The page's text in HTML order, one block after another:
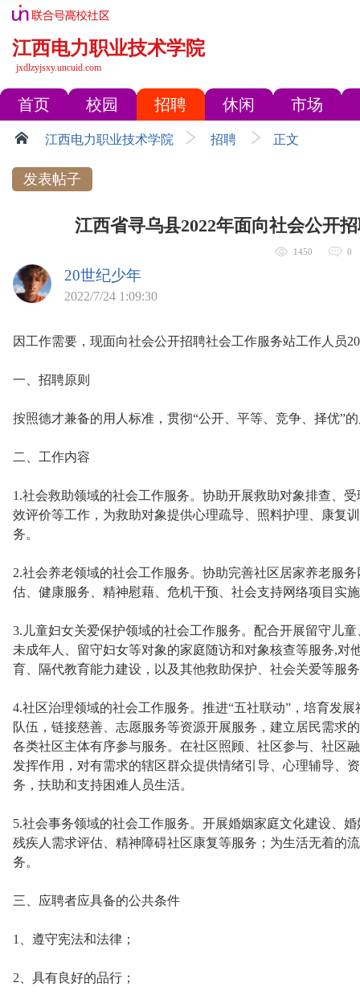
江西电力职业技术学院
jxdlzyjsxy.uncuid.com
首页 校园 招聘 休闲 市场
江西电力职业技术学院 招聘 正文
发表帖子
江西省寻乌县2022年面向社会公开
1450 0
20世纪少年
2022/7/24 1:09:30
因工作需要，现面向社会公开招聘社会工作服务站工作人员
一、招聘原则
按照德才兼备的用人标准，贯彻“公开、平等、竞争、择优”
二、工作内容
1.社会救助领域的社会工作服务。协助开展救助对象排查、
效评价等工作，为救助对象提供心理疏导、照料护理、康复
务。
2.社会养老领域的社会工作服务。协助完善社区居家养老服
估、健康服务、精神慰藉、危机干预、社会支持网络项目实
3.儿童妇女关爱保护领域的社会工作服务。配合开展留守儿
未成年人、留守妇女等对象的家庭随访和对象核查等服务,对
育、隔代教育能力建设，以及其他救助保护、社会关爱等服
4.社区治理领域的社会工作服务。推进“五社联动”，培育发
队伍，链接慈善、志愿服务等资源开展服务，建立居民需求
各类社区主体有序参与服务。在社区照顾、社区参与、社区
发挥作用，对有需求的辖区群众提供情绪引导、心理辅导、
务，扶助和支持困难人员生活。
5.社会事务领域的社会工作服务。开展婚姻家庭文化建设、
残疾人需求评估、精神障碍社区康复等服务；为生活无着的
务。
三、应聘者应具备的公共条件
1、遵守宪法和法律；
2、具有良好的品行；